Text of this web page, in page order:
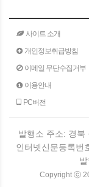
사이트 소개
개인정보취급방침
이메일 무단수집거부
이용안내
PC버전
발행소 주소: 경
인터넷신문등록번
Copyright ⓒ